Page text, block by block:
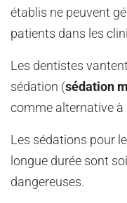
établis ne peuvent
patients dans les
Les dentistes
sédation (sédation
comme alternative à
Les sédations pour
longue durée sont
dangereuses.